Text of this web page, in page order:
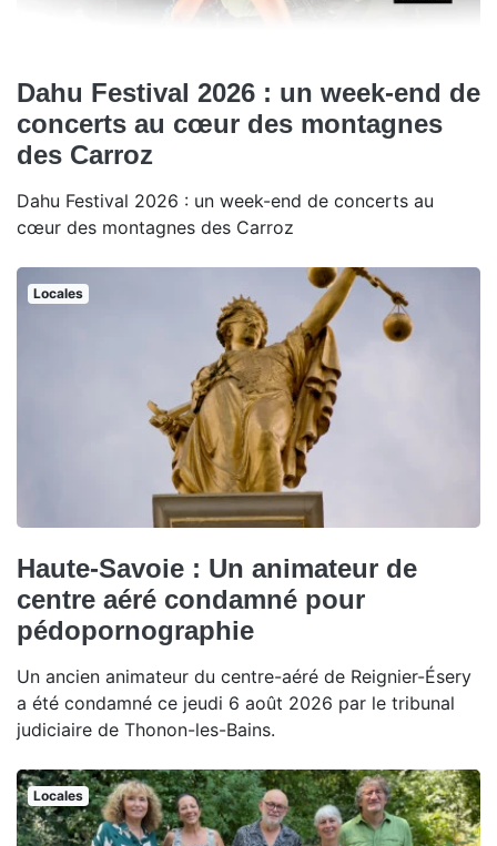
Dahu Festival 2026 : un week-end de
concerts au cœur des montagnes
des Carroz
Dahu Festival 2026 : un week-end de concerts au
cœur des montagnes des Carroz
Locales
Haute-Savoie : Un animateur de
centre aéré condamné pour
pédopornographie
Un ancien animateur du centre-aéré de Reignier-Ésery
a été condamné ce jeudi 6 août 2026 par le tribunal
judiciaire de Thonon-les-Bains.
Locales